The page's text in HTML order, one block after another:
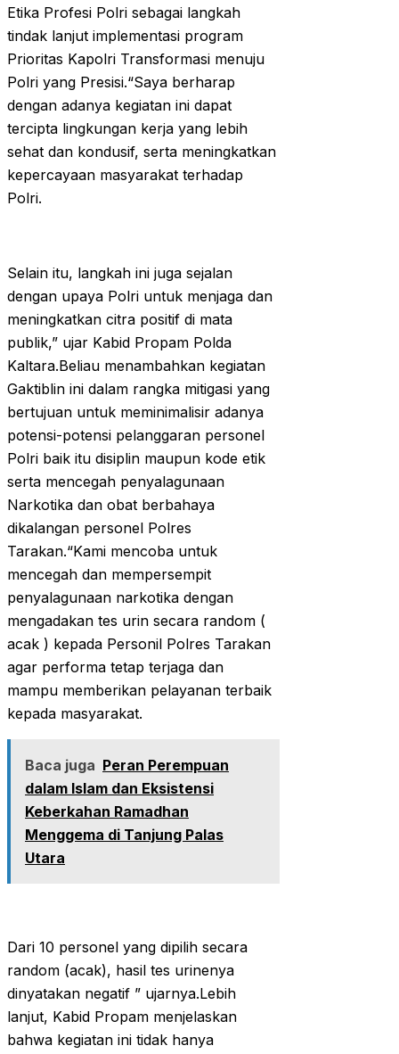
Etika Profesi Polri sebagai langkah
tindak lanjut implementasi program
Prioritas Kapolri Transformasi menuju
Polri yang Presisi.“Saya berharap
dengan adanya kegiatan ini dapat
tercipta lingkungan kerja yang lebih
sehat dan kondusif, serta meningkatkan
kepercayaan masyarakat terhadap
Polri.
Selain itu, langkah ini juga sejalan
dengan upaya Polri untuk menjaga dan
meningkatkan citra positif di mata
publik,” ujar Kabid Propam Polda
Kaltara.Beliau menambahkan kegiatan
Gaktiblin ini dalam rangka mitigasi yang
bertujuan untuk meminimalisir adanya
potensi-potensi pelanggaran personel
Polri baik itu disiplin maupun kode etik
serta mencegah penyalagunaan
Narkotika dan obat berbahaya
dikalangan personel Polres
Tarakan.“Kami mencoba untuk
mencegah dan mempersempit
penyalagunaan narkotika dengan
mengadakan tes urin secara random (
acak ) kepada Personil Polres Tarakan
agar performa tetap terjaga dan
mampu memberikan pelayanan terbaik
kepada masyarakat.
Baca juga Peran Perempuan
dalam Islam dan Eksistensi
Keberkahan Ramadhan
Menggema di Tanjung Palas
Utara
Dari 10 personel yang dipilih secara
random (acak), hasil tes urinenya
dinyatakan negatif ” ujarnya.Lebih
lanjut, Kabid Propam menjelaskan
bahwa kegiatan ini tidak hanya